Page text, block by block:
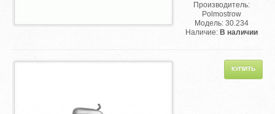
Производитель:
Polmostrow
Модель: 30.234
Наличие: В наличии